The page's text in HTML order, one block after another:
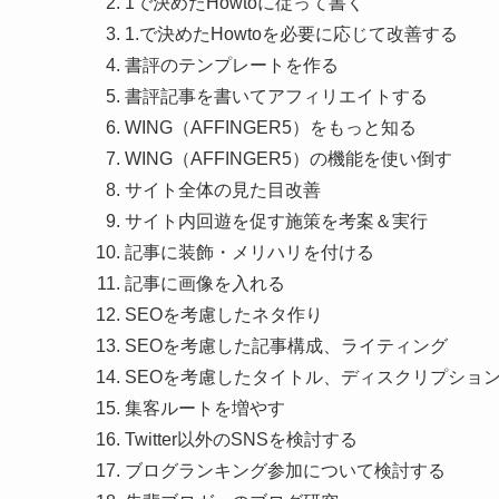
1.で決めたHowtoを必要に応じて改善する
書評のテンプレートを作る
書評記事を書いてアフィリエイトする
WING（AFFINGER5）をもっと知る
WING（AFFINGER5）の機能を使い倒す
サイト全体の見た目改善
サイト内回遊を促す施策を考案＆実行
記事に装飾・メリハリを付ける
記事に画像を入れる
SEOを考慮したネタ作り
SEOを考慮した記事構成、ライティング
SEOを考慮したタイトル、ディスクリプショ
集客ルートを増やす
Twitter以外のSNSを検討する
ブログランキング参加について検討する